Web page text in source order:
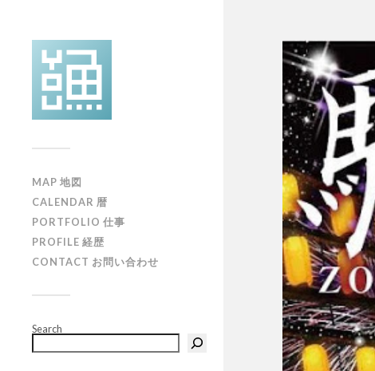
MAP 地図
CALENDAR 暦
PORTFOLIO 仕事
PROFILE 経歴
CONTACT お問い合わせ
Search